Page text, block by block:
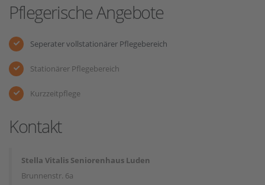
Pflegerische Angebote
Seperater vollstationärer Pflegebereich
Stationärer Pflegebereich
Kurzzeitpflege
Kontakt
Stella Vitalis Seniorenhaus Luden
Brunnenstr. 6a